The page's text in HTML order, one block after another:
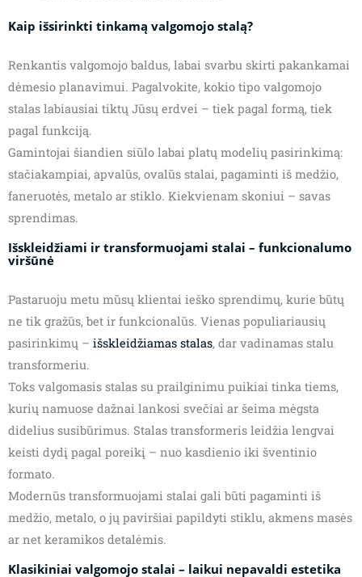
Kaip išsirinkti tinkamą valgomojo stalą?
Renkantis valgomojo baldus, labai svarbu skirti pakankamai
dėmesio planavimui. Pagalvokite, kokio tipo valgomojo
stalas labiausiai tiktų Jūsų erdvei – tiek pagal formą, tiek
pagal funkciją.
Gamintojai šiandien siūlo labai platų modelių pasirinkimą:
stačiakampiai, apvalūs, ovalūs stalai, pagaminti iš medžio,
faneruotės, metalo ar stiklo. Kiekvienam skoniui – savas
sprendimas.
Išskleidžiami ir transformuojami stalai – funkcionalumo
viršūnė
Pastaruoju metu mūsų klientai ieško sprendimų, kurie būtų
ne tik gražūs, bet ir funkcionalūs. Vienas populiariausių
pasirinkimų – išskleidžiamas stalas, dar vadinamas stalu
transformeriu.
Toks valgomasis stalas su prailginimu puikiai tinka tiems,
kurių namuose dažnai lankosi svečiai ar šeima mėgsta
didelius susibūrimus. Stalas transformeris leidžia lengvai
keisti dydį pagal poreikį – nuo kasdienio iki šventinio
formato.
Modernūs transformuojami stalai gali būti pagaminti iš
medžio, metalo, o jų paviršiai papildyti stiklu, akmens masės
ar net keramikos detalėmis.
Klasikiniai valgomojo stalai – laikui nepavaldi estetika